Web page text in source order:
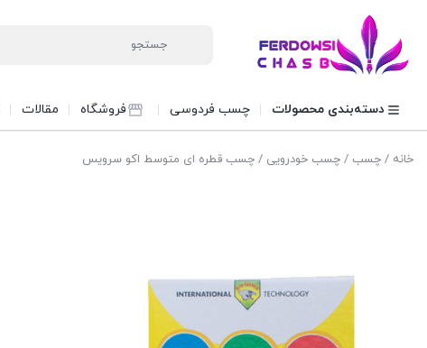
دسته‌بندی محصولات چسب فردوسی فروشگاه مقالات
خانه / چسب / چسب خودرویی / چسب قطره ای متوسط اکو سرویس